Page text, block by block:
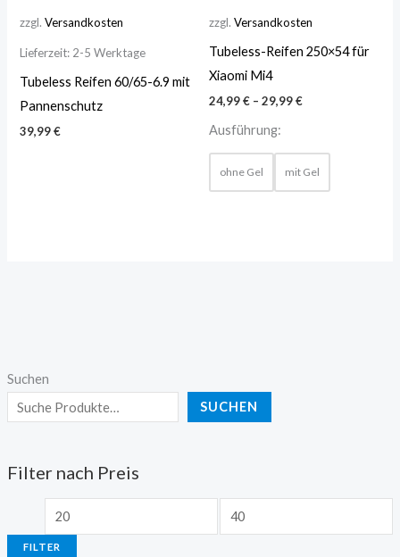
Suchen
SUCHEN
Filter nach Preis
FILTER
zzgl.Versandkosten
Lieferzeit: 2-5 Werktage
Tubeless Reifen 60/65-6.9 mit
Pannenschutz
39,99€
zzgl. Versandkosten
Tubeless-Reifen 250×54 für
Xiaomi Mi4
24,99€ – 29,99€
Ausführung:
ohne Gel mit Gel